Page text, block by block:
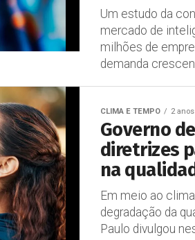
Um estudo da
mercado de
milhões de
demanda
CLIMA E TEMPO 2
Governo
diretrizes
na
Em meio ao
degradação da
Paulo divulgou